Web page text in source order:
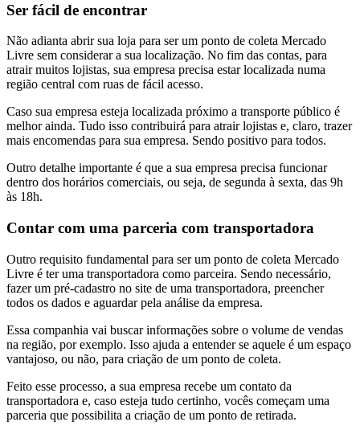
Ser fácil de encontrar
Não adianta abrir sua loja para ser um ponto de coleta Mercado
Livre sem considerar a sua localização. No fim das contas, para
atrair muitos lojistas, sua empresa precisa estar localizada numa
região central com ruas de fácil acesso.
Caso sua empresa esteja localizada próximo a transporte público é
melhor ainda. Tudo isso contribuirá para atrair lojistas e, claro, trazer
mais encomendas para sua empresa. Sendo positivo para todos.
Outro detalhe importante é que a sua empresa precisa funcionar
dentro dos horários comerciais, ou seja, de segunda à sexta, das 9h
às 18h.
Contar com uma parceria com transportadora
Outro requisito fundamental para ser um ponto de coleta Mercado
Livre é ter uma transportadora como parceira. Sendo necessário,
fazer um pré-cadastro no site de uma transportadora, preencher
todos os dados e aguardar pela análise da empresa.
Essa companhia vai buscar informações sobre o volume de vendas
na região, por exemplo. Isso ajuda a entender se aquele é um espaço
vantajoso, ou não, para criação de um ponto de coleta.
Feito esse processo, a sua empresa recebe um contato da
transportadora e, caso esteja tudo certinho, vocês começam uma
parceria que possibilita a criação de um ponto de retirada.